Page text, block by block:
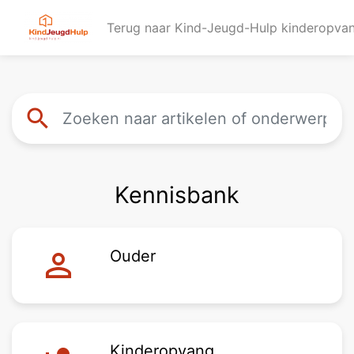
Terug naar Kind-Jeugd-Hulp
search
Kennisbank
person_outline Ouder